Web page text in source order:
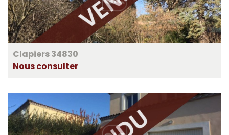
Clapiers 34830
Nous consulter